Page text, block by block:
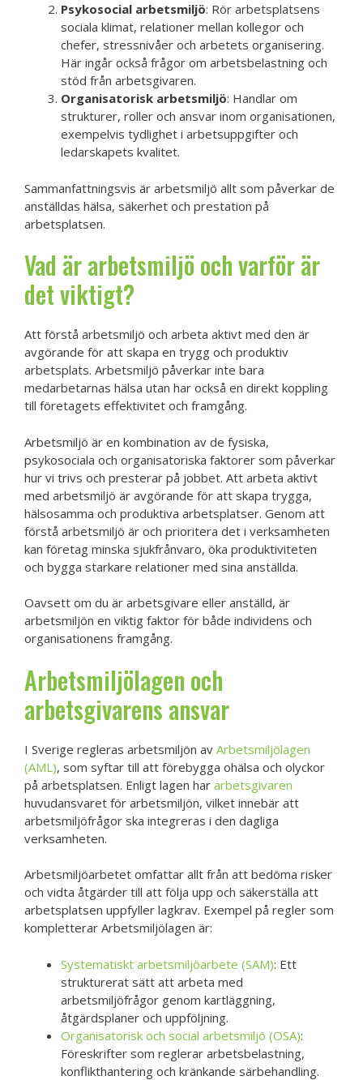
Psykosocial arbetsmiljö: Rör arbetsplatsens
sociala klimat, relationer mellan kollegor och
chefer, stressnivåer och arbetets organisering.
Här ingår också frågor om arbetsbelastning och
stöd från arbetsgivaren.
Organisatorisk arbetsmiljö: Handlar om
strukturer, roller och ansvar inom organisationen,
exempelvis tydlighet i arbetsuppgifter och
ledarskapets kvalitet.
Sammanfattningsvis är arbetsmiljö allt som påverkar de
anställdas hälsa, säkerhet och prestation på
arbetsplatsen.
Vad är arbetsmiljö och varför är
det viktigt?
Att förstå arbetsmiljö och arbeta aktivt med den är
avgörande för att skapa en trygg och produktiv
arbetsplats. Arbetsmiljö påverkar inte bara
medarbetarnas hälsa utan har också en direkt koppling
till företagets effektivitet och framgång.
Arbetsmiljö är en kombination av de fysiska,
psykosociala och organisatoriska faktorer som påverkar
hur vi trivs och presterar på jobbet. Att arbeta aktivt
med arbetsmiljö är avgörande för att skapa trygga,
hälsosamma och produktiva arbetsplatser. Genom att
förstå arbetsmiljö är och prioritera det i verksamheten
kan företag minska sjukfrånvaro, öka produktiviteten
och bygga starkare relationer med sina anställda.
Oavsett om du är arbetsgivare eller anställd, är
arbetsmiljön en viktig faktor för både individens och
organisationens framgång.
Arbetsmiljölagen och
arbetsgivarens ansvar
I Sverige regleras arbetsmiljön av Arbetsmiljölagen
(AML), som syftar till att förebygga ohälsa och olyckor
på arbetsplatsen. Enligt lagen har arbetsgivaren
huvudansvaret för arbetsmiljön, vilket innebär att
arbetsmiljöfrågor ska integreras i den dagliga
verksamheten.
Arbetsmiljöarbetet omfattar allt från att bedöma risker
och vidta åtgärder till att följa upp och säkerställa att
arbetsplatsen uppfyller lagkrav. Exempel på regler som
kompletterar Arbetsmiljölagen är:
Systematiskt arbetsmiljöarbete (SAM): Ett
strukturerat sätt att arbeta med
arbetsmiljöfrågor genom kartläggning,
åtgärdsplaner och uppföljning.
Organisatorisk och social arbetsmiljö (OSA):
Föreskrifter som reglerar arbetsbelastning,
konflikthantering och kränkande särbehandling.